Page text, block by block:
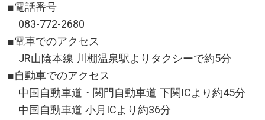
■電話番号
083-772-2680
■電車でのアクセス
JR山陰本線 川棚温泉駅よりタクシーで約5分
■自動車でのアクセス
中国自動車道・関門自動車道 下関ICより約45分
中国自動車道 小月ICより約36分